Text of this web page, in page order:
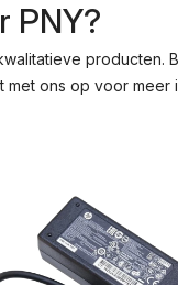
PNY?
producten.
ons op voor